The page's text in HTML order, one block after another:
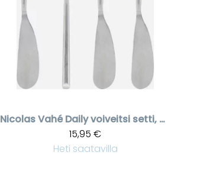
Nicolas Vahé
Daily voiveitsi setti, 4 kpl
15,95 €
Heti saatavilla